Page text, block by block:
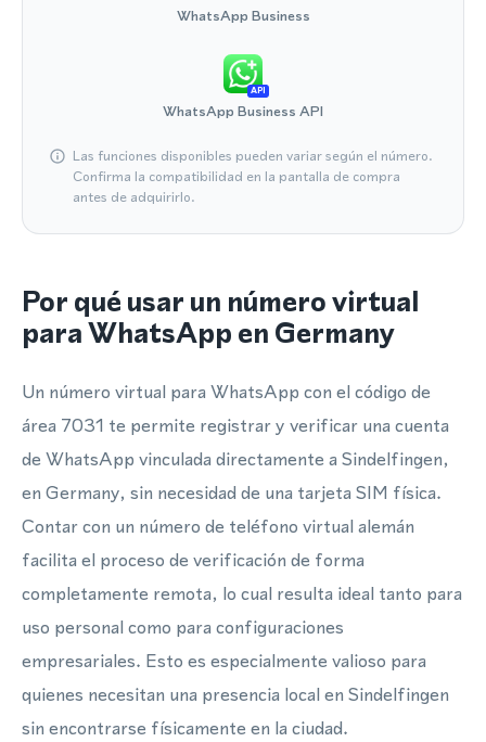
WhatsApp Business
API
WhatsApp Business API
Las funciones disponibles pueden variar según el número.
Confirma la compatibilidad en la pantalla de compra
antes de adquirirlo.
Por qué usar un número virtual
para WhatsApp en Germany
Un número virtual para WhatsApp con el código de
área 7031 te permite registrar y verificar una cuenta
de WhatsApp vinculada directamente a Sindelfingen,
en Germany, sin necesidad de una tarjeta SIM física.
Contar con un número de teléfono virtual alemán
facilita el proceso de verificación de forma
completamente remota, lo cual resulta ideal tanto para
uso personal como para configuraciones
empresariales. Esto es especialmente valioso para
quienes necesitan una presencia local en Sindelfingen
sin encontrarse físicamente en la ciudad.